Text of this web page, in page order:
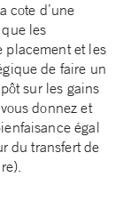
cote d’une
les
placement et les
de faire un
sur les gains
donnez et
égal
du transfert de